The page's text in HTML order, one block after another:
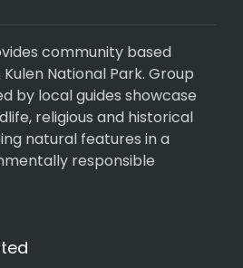
community based
National Park. Group
by local guides showcase
religious and historical
natural features in a
responsible